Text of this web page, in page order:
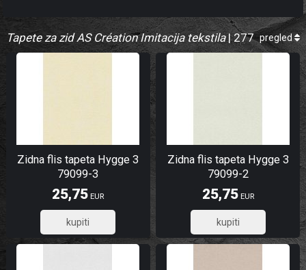
Metalik
Narančasta
Ružičasta
Smeđa
Tirkizna
Vining Ivy
Vining ivy
Višebojna
Zelena
Tapete za zid AS Création Imitacija tekstila| 277 pregled
Zidna flis tapeta Hygge 3
79099-3
25,75 EUR
20,60
Zidna flis tapeta Hygge 3
79099-2
25,75EUR
20,60